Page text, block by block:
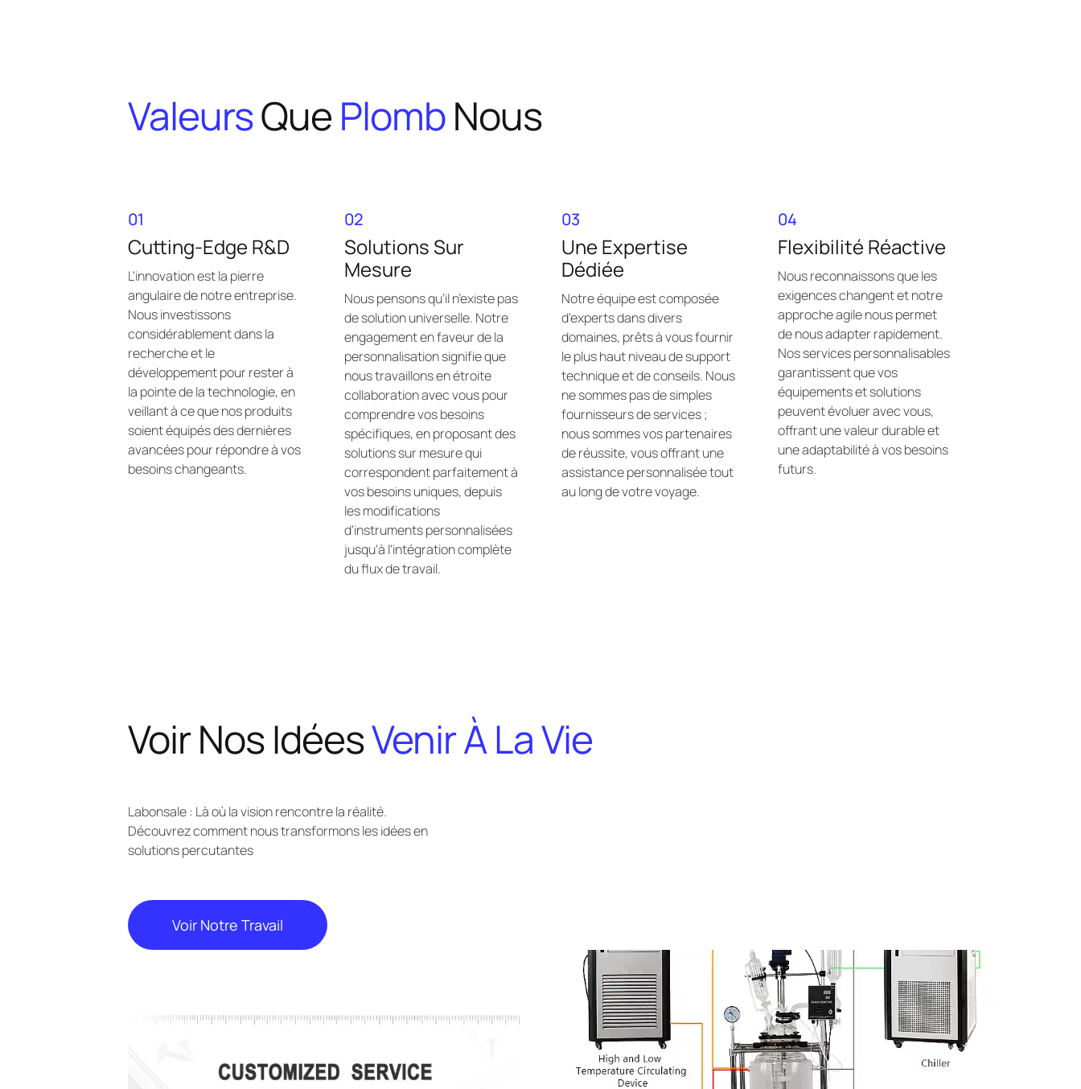
ValeursQue PlombNous
01
Cutting-Edge R&D
L'innovation est la pierre
angulaire de notre entreprise.
Nous investissons
considérablement dans la
recherche et le
développement pour rester à
la pointe de la technologie, en
veillant à ce que nos produits
soient équipés des dernières
avancées pour répondre à vos
besoins changeants.
02
Solutions Sur
Mesure
Nous pensons qu’il n’existe pas
de solution universelle. Notre
engagement en faveur de la
personnalisation signifie que
nous travaillons en étroite
collaboration avec vous pour
comprendre vos besoins
spécifiques, en proposant des
solutions sur mesure qui
correspondent parfaitement à
vos besoins uniques, depuis
les modifications
d'instruments personnalisées
jusqu'à l'intégration complète
du flux de travail.
03
Une Expertise
Dédiée
Notre équipe est composée
d'experts dans divers
domaines, prêts à vous fournir
le plus haut niveau de support
technique et de conseils. Nous
ne sommes pas de simples
fournisseurs de services ;
nous sommes vos partenaires
de réussite, vous offrant une
assistance personnalisée tout
au long de votre voyage.
04
Flexibilité Réactive
Nous reconnaissons que les
exigences changent et notre
approche agile nous permet
de nous adapter rapidement.
Nos services personnalisables
garantissent que vos
équipements et solutions
peuvent évoluer avec vous,
offrant une valeur durable et
une adaptabilité à vos besoins
futurs.
Voir Nos IdéesVenir À La Vie
Labonsale : Là où la vision rencontre la réalité.
Découvrez comment nous transformons les idées en
solutions percutantes
Voir Notre Travail